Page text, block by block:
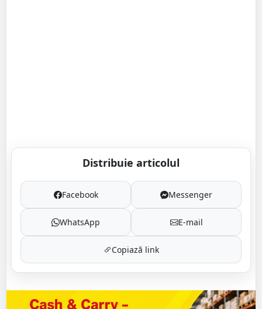
Distribuie articolul
Facebook Messenger
WhatsApp E-mail
Copiază link